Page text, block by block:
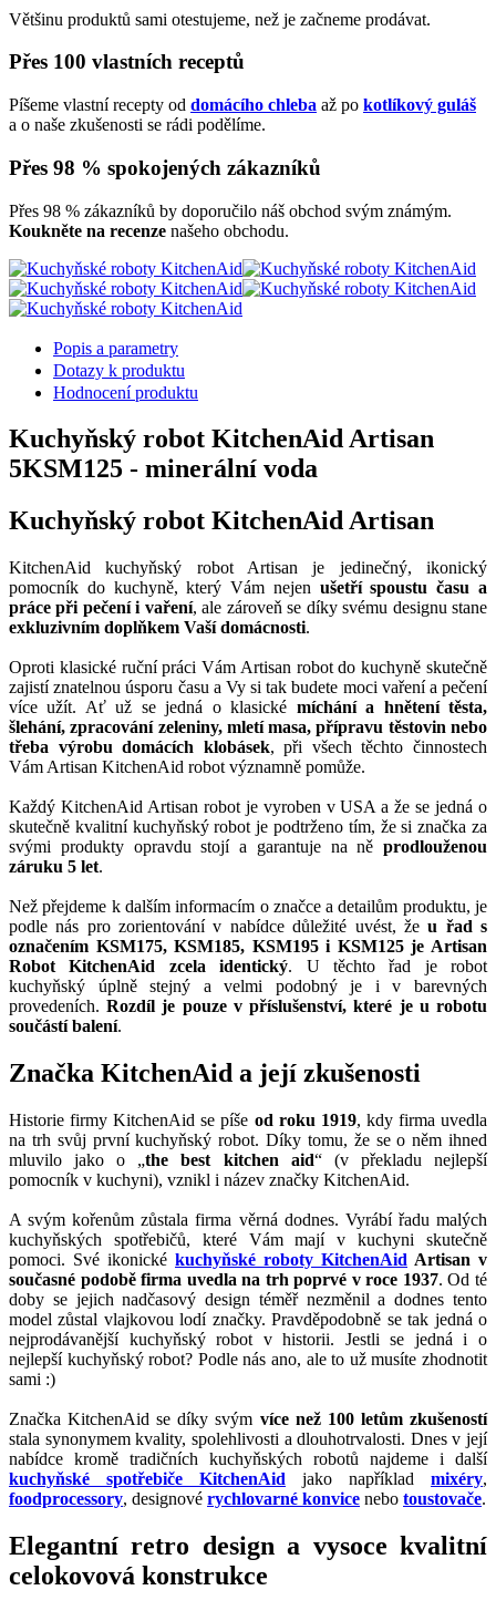
Většinu produktů sami otestujeme, než je začneme prodávat.
Přes 100 vlastních receptů
Píšeme vlastní recepty od domácího chleba až po kotlíkový guláš
a o naše zkušenosti se rádi podělíme.
Přes 98 % spokojených zákazníků
Přes 98 % zákazníků by doporučilo náš obchod svým známým.
Koukněte na recenze našeho obchodu.
Popis a parametry
Dotazy k produktu
Hodnocení produktu
Kuchyňský robot KitchenAid Artisan
5KSM125 - minerální voda
Kuchyňský robot KitchenAid Artisan
KitchenAid kuchyňský robot Artisan je jedinečný, ikonický
pomocník do kuchyně, který Vám nejen ušetří spoustu času a
práce při pečení i vaření, ale zároveň se díky svému designu stane
exkluzivním doplňkem Vaší domácnosti.
Oproti klasické ruční práci Vám Artisan robot do kuchyně skutečně
zajistí znatelnou úsporu času a Vy si tak budete moci vaření a pečení
více užít. Ať už se jedná o klasické míchání a hnětení těsta,
šlehání, zpracování zeleniny, mletí masa, přípravu těstovin nebo
třeba výrobu domácích klobásek, při všech těchto činnostech
Vám Artisan KitchenAid robot významně pomůže.
Každý KitchenAid Artisan robot je vyroben v USA a že se jedná o
skutečně kvalitní kuchyňský robot je podtrženo tím, že si značka za
svými produkty opravdu stojí a garantuje na ně prodlouženou
záruku 5 let.
Než přejdeme k dalším informacím o značce a detailům produktu, je
podle nás pro zorientování v nabídce důležité uvést, žeu řad s
označením KSM175, KSM185, KSM195 i KSM125 je Artisan
Robot KitchenAid zcela identický. U těchto řad je robot
kuchyňský úplně stejný a velmi podobný je i v barevných
provedeních.Rozdíl je pouze v příslušenství, které je u robotu
součástí balení.
Značka KitchenAid a její zkušenosti
Historie firmy KitchenAid se píše od roku 1919, kdy firma uvedla
na trh svůj první kuchyňský robot. Díky tomu, že se o něm ihned
mluvilo jako o „the best kitchen aid“ (v překladu nejlepší
pomocník v kuchyni), vznikl i název značky KitchenAid.
A svým kořenům zůstala firma věrná dodnes. Vyrábí řadu malých
kuchyňských spotřebičů, které Vám mají v kuchyni skutečně
pomoci. Své ikonické kuchyňské roboty KitchenAid Artisan v
současné podobě firma uvedla na trh poprvé v roce 1937. Od té
doby se jejich nadčasový design téměř nezměnil a dodnes tento
model zůstal vlajkovou lodí značky. Pravděpodobně se tak jedná o
nejprodávanější kuchyňský robot v historii. Jestli se jedná i o
nejlepší kuchyňský robot? Podle nás ano, ale to už musíte zhodnotit
sami :)
Značka KitchenAid se díky svým více než 100 letům zkušeností
stala synonymem kvality, spolehlivosti a dlouhotrvalosti. Dnes v její
nabídce kromě tradičních kuchyňských robotů najdeme i další
kuchyňské spotřebiče KitchenAid jako například mixéry,
foodprocessory, designové rychlovarné konvice nebo toustovače.
Elegantní retro design a vysoce kvalitní
celokovová konstrukce